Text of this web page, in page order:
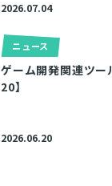
2026.07.04
ニュース
ゲーム開発関連ツ
20】
2026.06.20